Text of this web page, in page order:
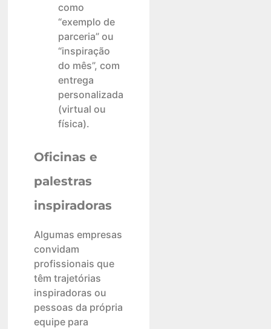
como
“exemplo de
parceria” ou
“inspiração
do mês”, com
entrega
personalizada
(virtual ou
física).
Oficinas e
palestras
inspiradoras
Algumas empresas
convidam
profissionais que
têm trajetórias
inspiradoras ou
pessoas da própria
equipe para